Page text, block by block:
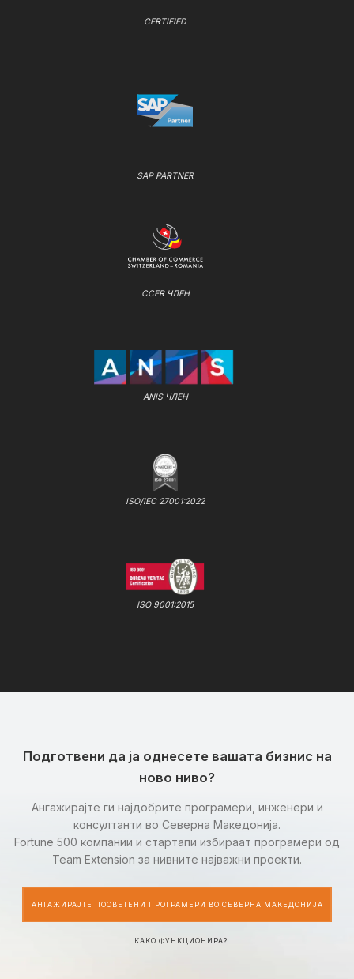
CERTIFIED
SAP PARTNER
CCER ЧЛЕН
ANIS ЧЛЕН
ISO/IEC 27001:2022
ISO 9001:2015
Подготвени да ја однесете вашата бизнис на
ново ниво?
Ангажирајте ги најдобрите програмери, инженери и
консултанти во Северна Македонија.
Fortune 500 компании и стартапи избираат програмери од
Team Extension за нивните најважни проекти.
АНГАЖИРАЈТЕ ПОСВЕТЕНИ ПРОГРАМЕРИ ВО СЕВЕРНА МАКЕДОНИЈА
КАКО ФУНКЦИОНИРА?